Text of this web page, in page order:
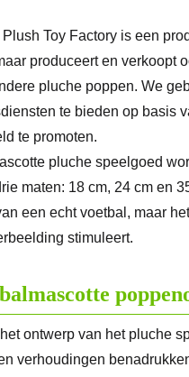
Toy Factory is een
produceert en verkoopt
pluche poppen. We
te bieden op basis
wereld te
pluche speelgoed
maten: 18 cm, 24 cm en
een echt voetbal, maar
stimuleert.
ontwerp van het pluche
verhoudingen